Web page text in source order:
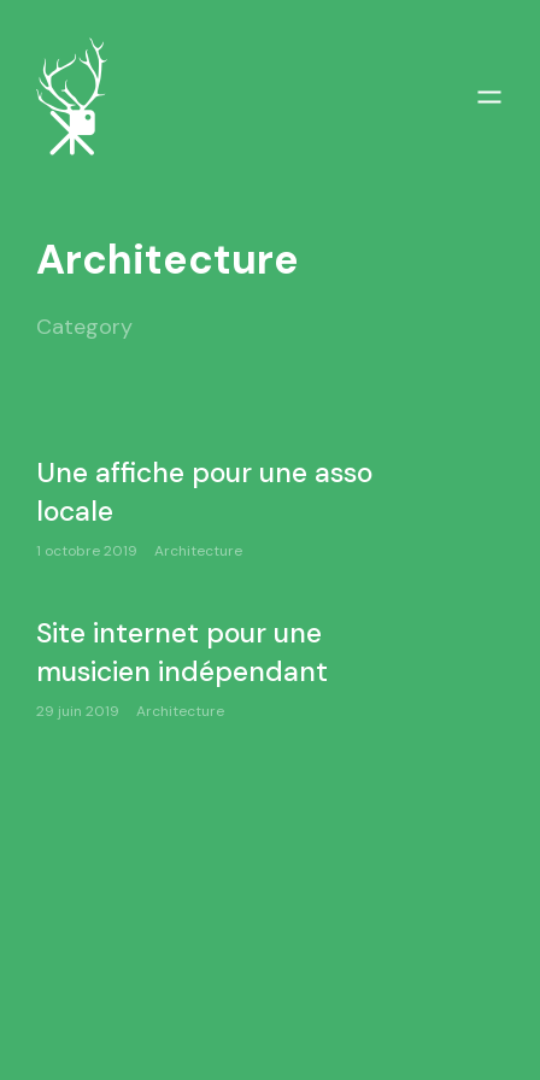
Architecture
Category
Une affiche pour une asso
locale
1 octobre 2019 Architecture
Site internet pour une
musicien indépendant
29 juin 2019 Architecture